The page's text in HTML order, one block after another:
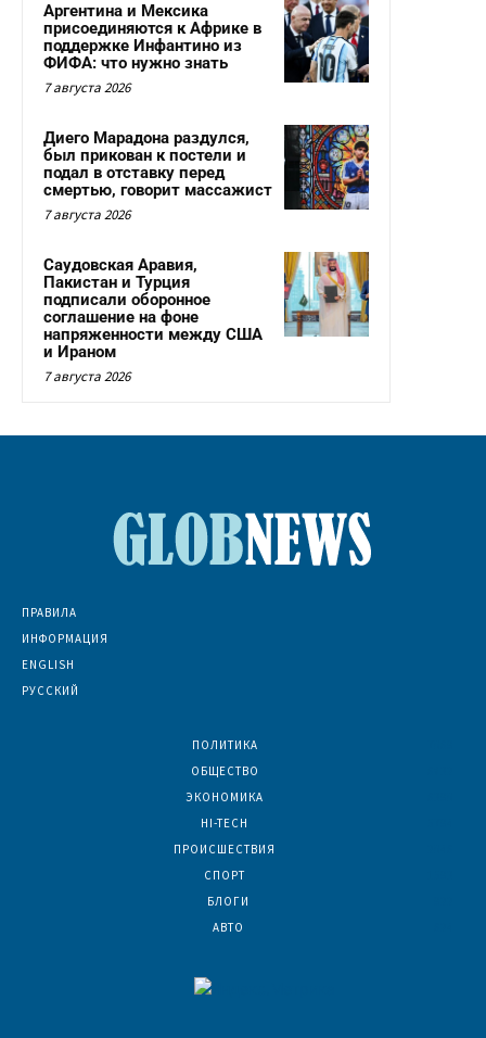
Аргентина и Мексика
присоединяются к Африке в
поддержке Инфантино из
ФИФА: что нужно знать
7 августа 2026
Диего Марадона раздулся,
был прикован к постели и
подал в отставку перед
смертью, говорит массажист
7 августа 2026
Саудовская Аравия,
Пакистан и Турция
подписали оборонное
соглашение на фоне
напряженности между США
и Ираном
7 августа 2026
ПРАВИЛА
ИНФОРМАЦИЯ
ENGLISH
РУССКИЙ
ПОЛИТИКА
ОБЩЕСТВО
ЭКОНОМИКА
HI-TECH
ПРОИСШЕСТВИЯ
СПОРТ
БЛОГИ
АВТО